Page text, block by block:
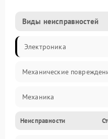
Виды неисправностей
Электроника
Механические
Механика
Управление
Неисправности